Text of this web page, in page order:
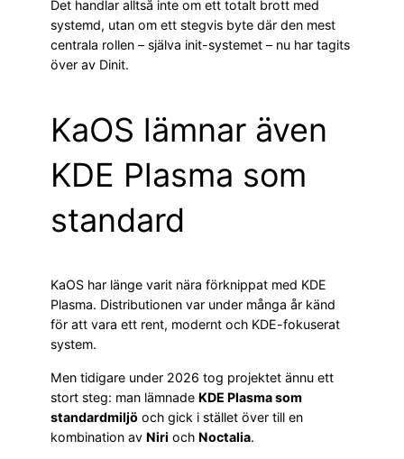
Det handlar alltså inte om ett totalt brott med
systemd, utan om ett stegvis byte där den mest
centrala rollen – själva init-systemet – nu har tagits
över av Dinit.
KaOS lämnar även
KDE Plasma som
standard
KaOS har länge varit nära förknippat med KDE
Plasma. Distributionen var under många år känd
för att vara ett rent, modernt och KDE-fokuserat
system.
Men tidigare under 2026 tog projektet ännu ett
stort steg: man lämnade KDE Plasma som
standardmiljö och gick i stället över till en
kombination av Niri och Noctalia.